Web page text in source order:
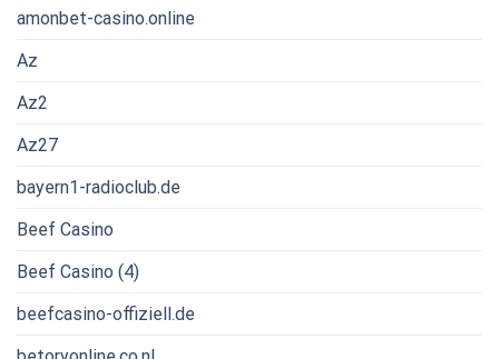
amonbet-casino.online
Az
Az2
Az27
bayern1-radioclub.de
Beef Casino
Beef Casino (4)
beefcasino-offiziell.de